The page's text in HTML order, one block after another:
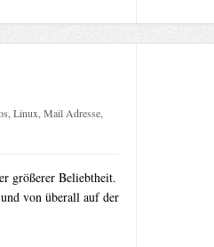
Linux Mail Adresse,
größerer Beliebtheit.
von überall auf der